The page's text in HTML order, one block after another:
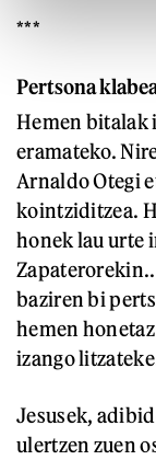
***
Pertsona
Hemen bitalak
eramateko.
Arnaldo Otegi
kointziditzea.
honek lau urte
baziren bi
hemen
izango
Jesusek,
ulertzen zuen